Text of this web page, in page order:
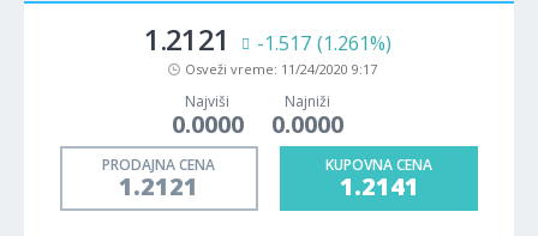
1.2121 -1.517 (1.261%)
Osveži vreme: 11/24/2020 9:17
Najviši
0.0000
Najniži
0.0000
PRODAJNA CENA
1.2121
KUPOVNA CENA
1.2141